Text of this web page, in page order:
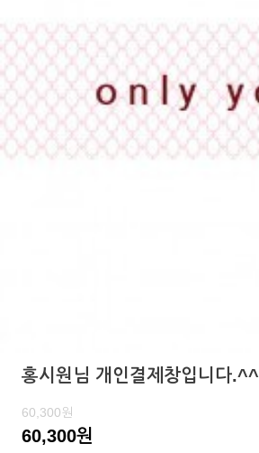
홍시원님 개인결제창입니다.^^
60,300원
60,300원